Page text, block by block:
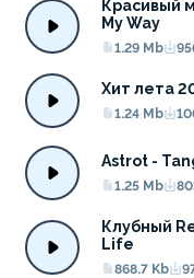
Красивый
My Way
1.29 Mb
Хит лета
1.24 Mb
Astrot -
1.25 Mb
Клубный
Life
868.7 Kb